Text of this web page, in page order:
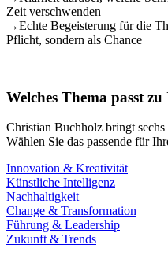
Zeit verschwenden
→Echte Begeisterung für die
Pflicht, sondern als Chance
Welches Thema passt
Christian Buchholz bringt
Wählen Sie das passende für
Innovation & Kreativität
Künstliche Intelligenz
Nachhaltigkeit
Change & Transformation
Führung & Leadership
Zukunft & Trends